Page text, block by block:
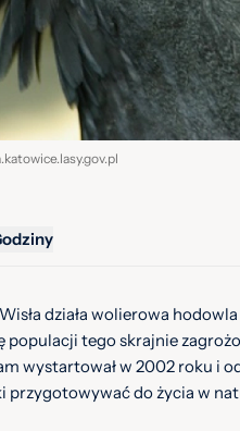
działa wolierowa
populacji tego skrajnie
wystartował w 2002 roku i
przygotowywać do życia w